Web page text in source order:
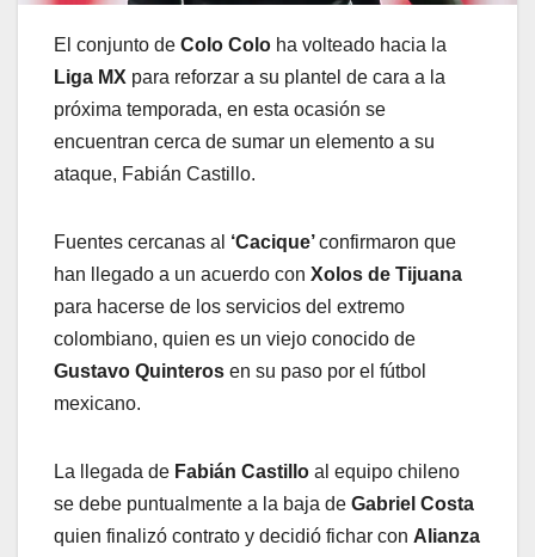
El conjunto de Colo Colo ha volteado hacia la
Liga MX para reforzar a su plantel de cara a la
próxima temporada, en esta ocasión se
encuentran cerca de sumar un elemento a su
ataque, Fabián Castillo.
Fuentes cercanas al ‘Cacique’confirmaron que
han llegado a un acuerdo con Xolos de Tijuana
para hacerse de los servicios del extremo
colombiano, quien es un viejo conocido de
Gustavo Quinteros en su paso por el fútbol
mexicano.
La llegada de Fabián Castillo al equipo chileno
se debe puntualmente a la baja de Gabriel Costa
quien finalizó contrato y decidió fichar con Alianza